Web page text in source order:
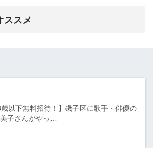
ススメ
歳以下無料招待！】磯子区に歌手・俳優の
子さんがやっ…